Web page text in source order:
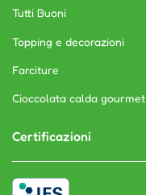
Tutti Buoni
Topping e decorazioni
Farciture
Cioccolata calda gourmet
Certificazioni